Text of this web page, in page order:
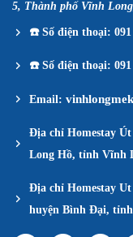
5, Thành phố Vĩnh
☎️Số điện thoại:
☎️Số điện thoại: 091
Email:
Địa chỉ Homestay
Long Hồ, tỉnh Vĩnh
Địa chỉ Homestay
huyện Bình Đại, tỉnh